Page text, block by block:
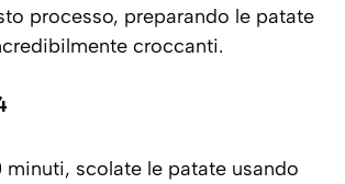
processo, preparando le patate
croccanti.
minuti, scolate le patate usando